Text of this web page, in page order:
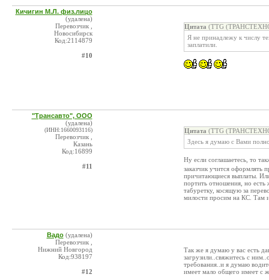
Кичигин М.Л. физ.лицо
(удалена)
Перевозчик ,
Новосибирск
Код:2114879
#10
Цитата (TTG
Я не принадлежу к числу
заплатили.
"Трансавто", ООО
(удалена)
(ИНН:1660093116)
Перевозчик ,
Казань
Код:16899
#11
Цитата (TTG
Здесь я думаю с Вами
Ну если соглашаетесь, то
заказчик учится оформлять
причитающиеся выплаты.
портить отношения, но есть
табуретку, косящую за
милости просим на КС. Там
Вадо (удалена)
Перевозчик ,
Нижний Новгород
Код:938197
#12
Так же я думаю у вас есть
загрузили..свяжитесь с
требования..и я думаю
имеет мало общего имеет с